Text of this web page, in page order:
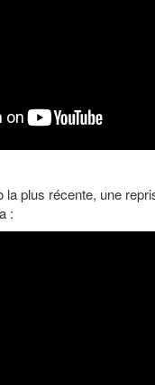
la plus récente, une
: